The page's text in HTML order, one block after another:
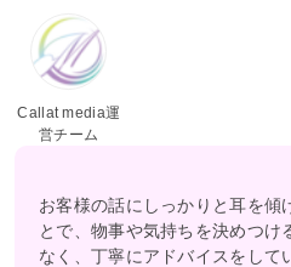
Callat media運
営チーム
お客様の話にしっかりと耳を傾
とで、物事や気持ちを決めつけ
なく、丁寧にアドバイスをして